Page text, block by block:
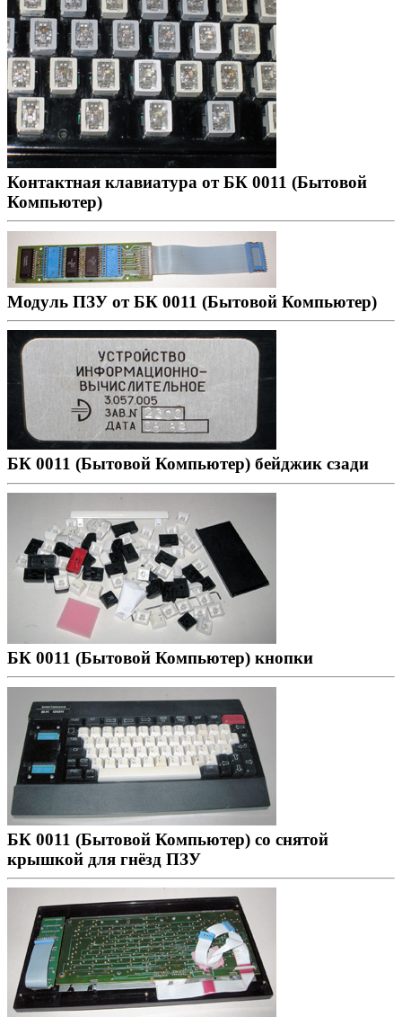
Контактная клавиатура от БК 0011 (Бытовой
Компьютер)
Модуль ПЗУ от БК 0011 (Бытовой Компьютер)
БК 0011 (Бытовой Компьютер) бейджик сзади
БК 0011 (Бытовой Компьютер) кнопки
БК 0011 (Бытовой Компьютер) со снятой
крышкой для гнёзд ПЗУ